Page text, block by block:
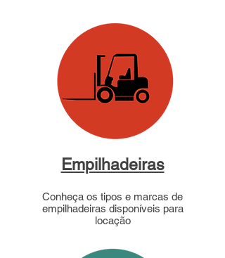
Empilhadeiras
Conheça os tipos e marcas de
empilhadeiras disponíveis para
locação